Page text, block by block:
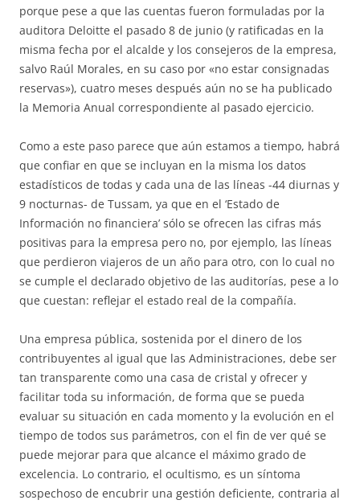
porque pese a que las cuentas fueron formuladas por la
auditora Deloitte el pasado 8 de junio (y ratificadas en la
misma fecha por el alcalde y los consejeros de la empresa,
salvo Raúl Morales, en su caso por «no estar consignadas
reservas»), cuatro meses después aún no se ha publicado
la Memoria Anual correspondiente al pasado ejercicio.
Como a este paso parece que aún estamos a tiempo, habrá
que confiar en que se incluyan en la misma los datos
estadísticos de todas y cada una de las líneas -44 diurnas y
9 nocturnas- de Tussam, ya que en el ‘Estado de
Información no financiera’ sólo se ofrecen las cifras más
positivas para la empresa pero no, por ejemplo, las líneas
que perdieron viajeros de un año para otro, con lo cual no
se cumple el declarado objetivo de las auditorías, pese a lo
que cuestan: reflejar el estado real de la compañía.
Una empresa pública, sostenida por el dinero de los
contribuyentes al igual que las Administraciones, debe ser
tan transparente como una casa de cristal y ofrecer y
facilitar toda su información, de forma que se pueda
evaluar su situación en cada momento y la evolución en el
tiempo de todos sus parámetros, con el fin de ver qué se
puede mejorar para que alcance el máximo grado de
excelencia. Lo contrario, el ocultismo, es un síntoma
sospechoso de encubrir una gestión deficiente, contraria al